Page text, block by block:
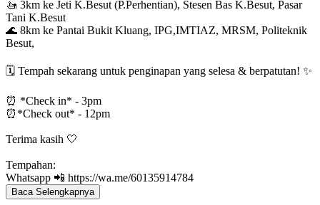
🚤 3km ke Jeti K.Besut (P.Perhentian), Stesen Bas K.Besut, Pasar
Tani K.Besut
🌊 8km ke Pantai Bukit Kluang, IPG,IMTIAZ, MRSM, Politeknik
Besut,
🗓️ Tempah sekarang untuk penginapan yang selesa & berpatutan! ✨
⏰ *Check in* - 3pm
⏰*Check out* - 12pm
Terima kasih 🤍
Tempahan:
Whatsapp 📲 https://wa.me/60135914784
Baca Selengkapnya